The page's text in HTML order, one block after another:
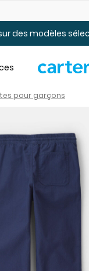
des modèles
pour garçons